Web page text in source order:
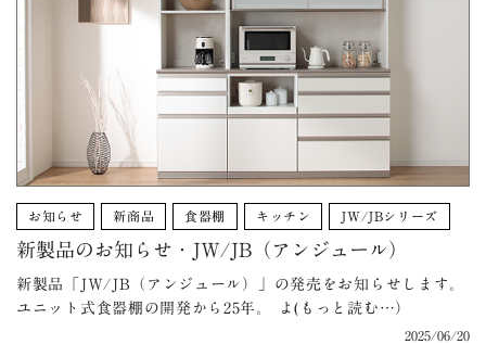
お知らせ 新商品 食器棚 キッチン JW/JBシリーズ
新製品のお知らせ・JW/JB（アンジュール）
新製品「JW/JB（アンジュール）」の発売をお知らせします。
ユニット式食器棚の開発から25年。 よ(もっと読む…）
2025/06/20